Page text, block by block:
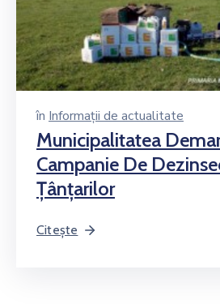
în Informații de actualitate
Municipalitatea
Campanie De
Ţânţarilor
Citește